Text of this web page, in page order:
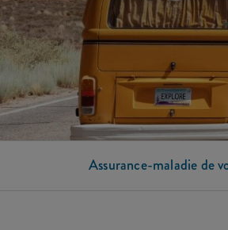
Assurance-maladie de